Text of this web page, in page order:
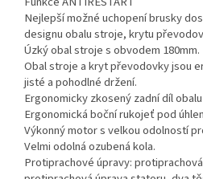
Nejlepší možné uchopení brusky
designu obalu stroje, krytu
Úzký obal stroje s obvodem 180mm.
Obal stroje a kryt převodovky jsou
jisté a pohodlné držení.
Ergonomicky zkosený zadní díl
Ergonomická boční rukojeť pod
Výkonný motor s velkou odolností
Velmi odolná ozubená kola.
Protiprachové úpravy: